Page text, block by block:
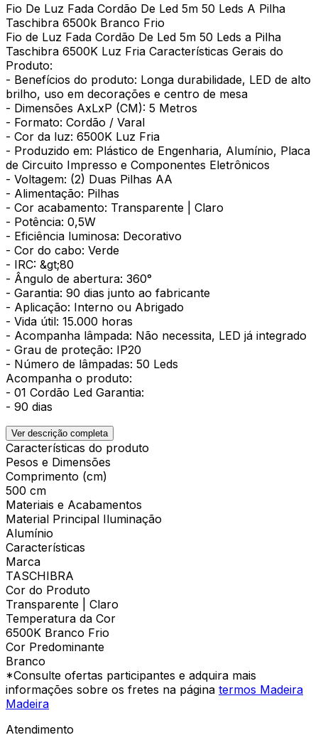
Fio De Luz Fada Cordão De Led 5m 50 Leds A Pilha
Taschibra 6500k Branco Frio
Fio de Luz Fada Cordão De Led 5m 50 Leds a Pilha
Taschibra 6500K Luz Fria Características Gerais do
Produto:
- Benefícios do produto: Longa durabilidade, LED de alto
brilho, uso em decorações e centro de mesa
- Dimensões AxLxP (CM): 5 Metros
- Formato: Cordão / Varal
- Cor da luz: 6500K Luz Fria
- Produzido em: Plástico de Engenharia, Alumínio, Placa
de Circuito Impresso e Componentes Eletrônicos
- Voltagem: (2) Duas Pilhas AA
- Alimentação: Pilhas
- Cor acabamento: Transparente | Claro
- Potência: 0,5W
- Eficiência luminosa: Decorativo
- Cor do cabo: Verde
- IRC: &gt;80
- Ângulo de abertura: 360°
- Garantia: 90 dias junto ao fabricante
- Aplicação: Interno ou Abrigado
- Vida útil: 15.000 horas
- Acompanha lâmpada: Não necessita, LED já integrado
- Grau de proteção: IP20
- Número de lâmpadas: 50 Leds
Acompanha o produto:
- 01 Cordão Led Garantia:
- 90 dias
Ver descrição completa
Características do produto
Pesos e Dimensões
Comprimento (cm)
500 cm
Materiais e Acabamentos
Material Principal Iluminação
Alumínio
Características
Marca
TASCHIBRA
Cor do Produto
Transparente | Claro
Temperatura da Cor
6500K Branco Frio
Cor Predominante
Branco
*Consulte ofertas participantes e adquira mais
informações sobre os fretes na página termos Madeira
Madeira
Atendimento